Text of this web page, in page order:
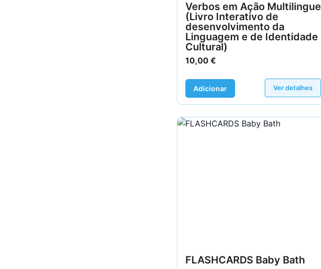
Verbos em Ação Multilingue
(Livro Interativo de
desenvolvimento da
Linguagem e de Identidade
Cultural)
10,00 €
Adicionar Ver detalhes
FLASHCARDS Baby Bath